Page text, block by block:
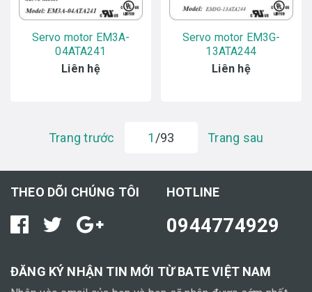
Servo motor EM3A-
04ATA241
Liên hệ
Servo motor EM3G-
13ATA244
Liên hệ
Trang trước 1 /93 Trang sau
THEO DÕI CHÚNG TÔI HOTLINE
0944774929
ĐĂNG KÝ NHẬN TIN MỚI TỪ BATE VIỆT NAM